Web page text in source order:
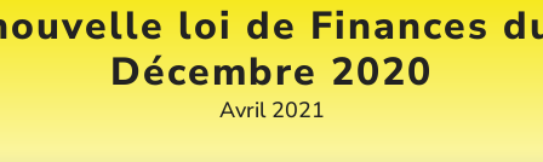
loi de Finances
Décembre 2020
Avril 2021